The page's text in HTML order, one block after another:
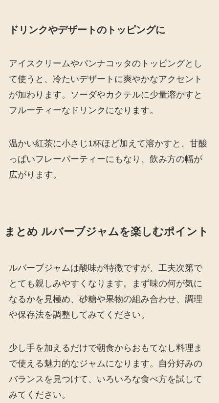
ドリンクやデザートのトッピングに
アイスクリームやパンナコッタのトッピングとし
て使うと、冷たいデザートに爽やかなアクセント
が加わります。ソーダやカクテルに少量溶かすと
フルーティーなドリンクになります。
温かい紅茶に小さじ1杯ほど加えて溶かすと、甘酸
っぱいフレーバーティーにもなり、飲み方の幅が
広がります。
まとめ ルバーブジャムを楽しむポイント
ルバーブジャムは酸味が特徴ですが、工夫次第で
とても親しみやすくなります。まず味の何が気に
なるかを見極め、砂糖や果物の組み合わせ、調理
や保存法を調整してみてください。
少し手を加えるだけで朝食からおもてなし料理ま
で使える魅力的なジャムになります。自分好みの
バランスを見つけて、いろいろな食べ方を試して
みてください。